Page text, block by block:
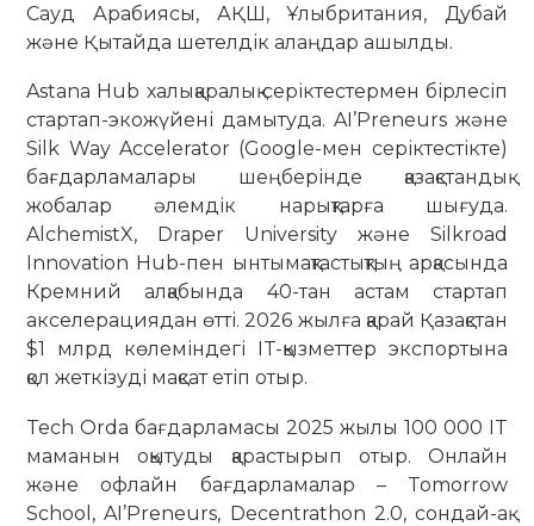
Сауд Арабиясы, АҚШ, Ұлыбритания, Дубай
және Қытайда шетелдік алаңдар ашылды.
Astana Hub халықаралық серіктестермен бірлесіп
стартап-экожүйені дамытуда. AI’Preneurs және
Silk Way Accelerator (Google-мен серіктестікте)
бағдарламалары шеңберінде қазақстандық
жобалар әлемдік нарықтарға шығуда.
AlchemistX, Draper University және Silkroad
Innovation Hub-пен ынтымақтастықтың арқасында
Кремний алқабында 40-тан астам стартап
акселерациядан өтті. 2026 жылға қарай Қазақстан
$1 млрд көлеміндегі IT-қызметтер экспортына
қол жеткізуді мақсат етіп отыр.
Tech Orda бағдарламасы 2025 жылы 100 000 IT
маманын оқытуды қарастырып отыр. Онлайн
және офлайн бағдарламалар – Tomorrow
School, AI’Preneurs, Decentrathon 2.0, сондай-ақ